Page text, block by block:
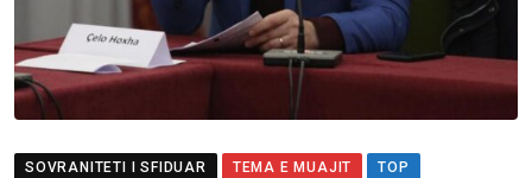
SOVRANITETI I SFIDUAR TEMA E MUAJIT TOP